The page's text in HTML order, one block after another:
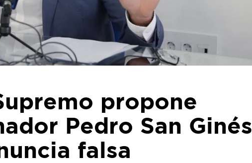
propone
Pedro San Ginés
falsa